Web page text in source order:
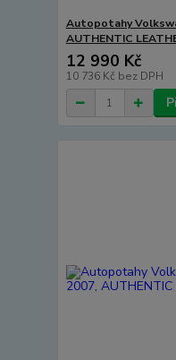
Autopotahy
AUTHENTIC
12 990 Kč
10 736 Kč bez DPH